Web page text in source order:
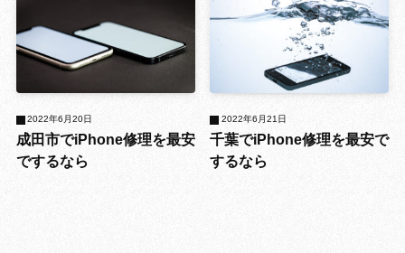
成田市でiPhone修理を最安
でするなら
2022年6月20日
千葉でiPhone修理を最安で
するなら
2022年6月21日